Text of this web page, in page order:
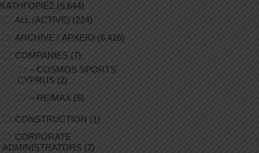
ΚΑΤΗΓΟΡΙΕΣ (6,644)
ALL (ACTIVE) (224)
ARCHIVE / ΑΡΧΕΙΟ (6,416)
COMPANIES (7)
– COSMOS SPORTS
CYPRUS (2)
– RE/MAX (5)
CONSTRUCTION (1)
CORPORATE
ADMINISTRATORS (2)